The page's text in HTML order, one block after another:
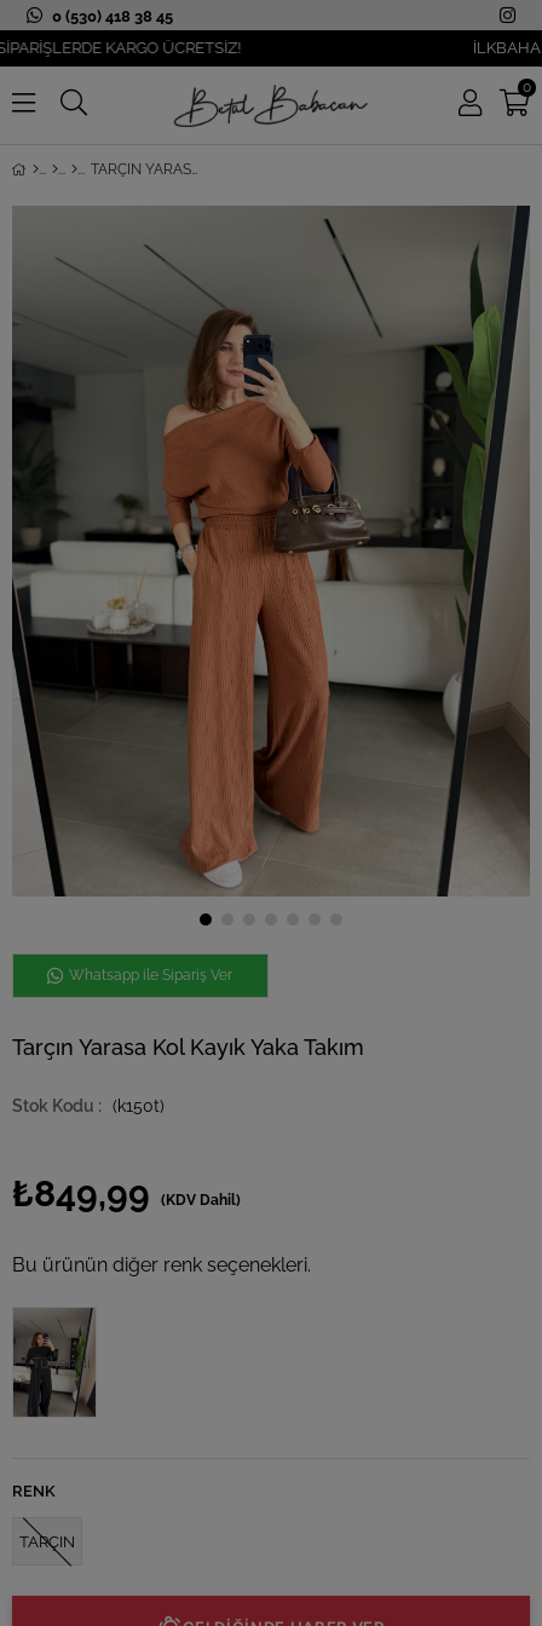
0 (530) 418 38 45
KARGO ÜCRETSİZ!
İLKBAHAR
0
TARÇIN YARASA KOL KAYIK YAKA TAKIM
Whatsapp ile Sipariş Ver
Tarçın Yarasa Kol Kayık Yaka Takım
(k150t)
₺849,99 (KDV Dahil)
Bu ürünün diğer renk seçenekleri.
Tükendi
RENK
TARÇIN